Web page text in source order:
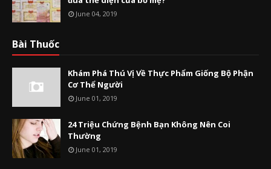
June 04, 2019
Bài Thuốc
Khám Phá Thú Vị Về Thực Phẩm Giống Bộ Phận
Cơ Thể Người
June 01, 2019
24 Triệu Chứng Bệnh Bạn Không Nên Coi
Thường
June 01, 2019